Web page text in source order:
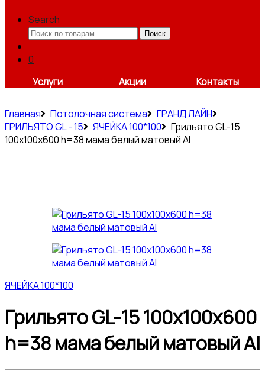
Search
Искать:
Поиск
0
Услуги
Акции Контакты
Главная Потолочная система
ГРАНД ЛАЙН
ГРИЛЬЯТО GL - 15
ЯЧЕЙКА 100*100
Грильято GL-15
100х100х600 h=38 мама белый матовый Al
ЯЧЕЙКА 100*100
Грильято GL-15 100х100х600
h=38 мама белый матовый Al